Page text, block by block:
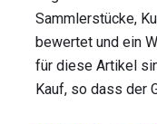
Sammlerstücke,
bewertet und ein
für diese Artikel
Kauf, so dass der